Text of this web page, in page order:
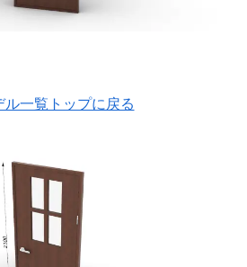
ル一覧トップに戻る